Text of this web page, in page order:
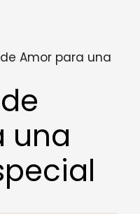
Amor para una
una